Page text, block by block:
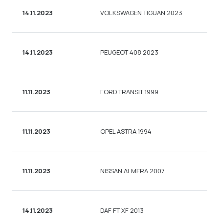
14.11.2023 VOLKSWAGEN TIGUAN 2023
14.11.2023 PEUGEOT 408 2023
11.11.2023 FORD TRANSIT 1999
11.11.2023 OPEL ASTRA 1994
11.11.2023 NISSAN ALMERA 2007
14.11.2023 DAF FT XF 2013